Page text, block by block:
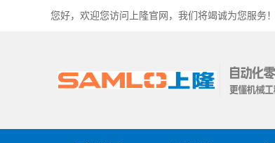
您好，欢迎您访问上隆官网，我们将竭诚为您服务！